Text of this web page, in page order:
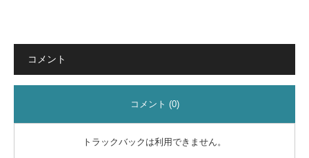
コメント
コメント (0)
トラックバックは利用できません。